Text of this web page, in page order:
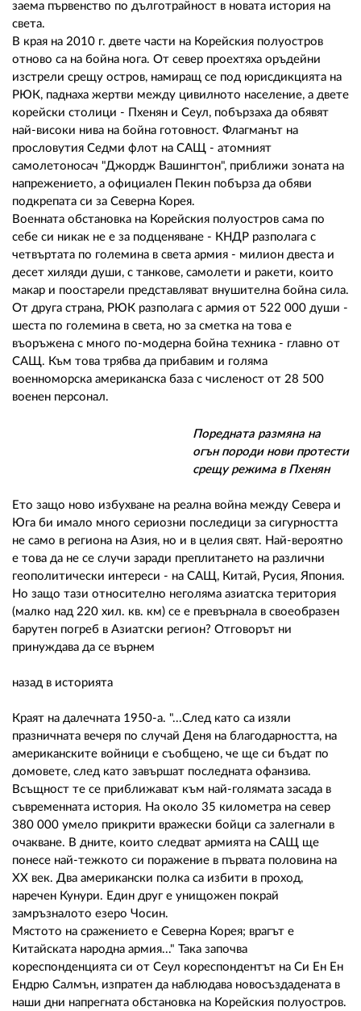
заема първенство по дълготрайност в новата история на
света.
В края на 2010 г. двете части на Корейския полуостров
отново са на бойна нога. От север проехтяха оръдейни
изстрели срещу остров, намиращ се под юрисдикцията на
РЮК, паднаха жертви между цивилното население, а двете
корейски столици - Пхенян и Сеул, побързаха да обявят
най-високи нива на бойна готовност. Флагманът на
прословутия Седми флот на САЩ - атомният
самолетоносач "Джордж Вашингтон", приближи зоната на
напрежението, а официален Пекин побърза да обяви
подкрепата си за Северна Корея.
Военната обстановка на Корейския полуостров сама по
себе си никак не е за подценяване - КНДР разполага с
четвъртата по големина в света армия - милион двеста и
десет хиляди души, с танкове, самолети и ракети, които
макар и поостарели представляват внушителна бойна сила.
От друга страна, РЮК разполага с армия от 522 000 души -
шеста по големина в света, но за сметка на това е
въоръжена с много по-модерна бойна техника - главно от
САЩ. Към това трябва да прибавим и голяма
военноморска американска база с численост от 28 500
военен персонал.
Поредната размяна на
огън породи нови протести
срещу режима в Пхенян
Ето защо ново избухване на реална война между Севера и
Юга би имало много сериозни последици за сигурността
не само в региона на Азия, но и в целия свят. Най-вероятно
е това да не се случи заради преплитането на различни
геополитически интереси - на САЩ, Китай, Русия, Япония.
Но защо тази относително неголяма азиатска територия
(малко над 220 хил. кв. км) се е превърнала в своеобразен
барутен погреб в Азиатски регион? Отговорът ни
принуждава да се върнем
назад в историята
Краят на далечната 1950-а. "...След като са изяли
празничната вечеря по случай Деня на благодарността, на
американските войници е съобщено, че ще си бъдат по
домовете, след като завършат последната офанзива.
Всъщност те се приближават към най-голямата засада в
съвременната история. На около 35 километра на север
380 000 умело прикрити вражески бойци са залегнали в
очакване. В дните, които следват армията на САЩ ще
понесе най-тежкото си поражение в първата половина на
ХХ век. Два американски полка са избити в проход,
наречен Кунури. Един друг е унищожен покрай
замръзналото езеро Чосин.
Мястото на сражението е Северна Корея; врагът е
Китайската народна армия..." Така започва
кореспонденцията си от Сеул кореспондентът на Си Ен Ен
Ендрю Салмън, изпратен да наблюдава новосъздадената в
наши дни напрегната обстановка на Корейския полуостров.